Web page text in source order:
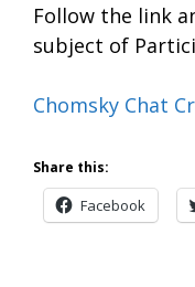
Follow the link
subject of
Chomsky Chat
Share this:
Facebook